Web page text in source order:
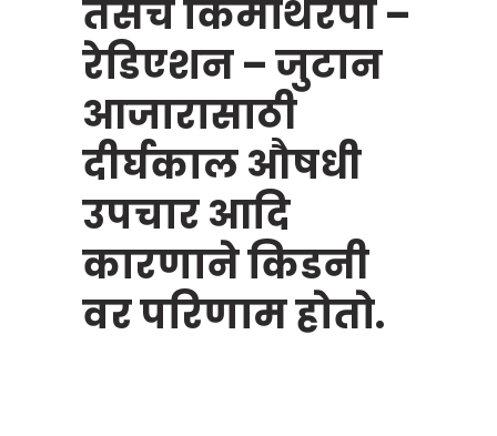
तसेच किमोथेरेपी –
रेडिएशन – जुटान
आजारासाठी
दीर्घकाल औषधी
उपचार आदि
कारणाने किडनी
वर परिणाम होतो.